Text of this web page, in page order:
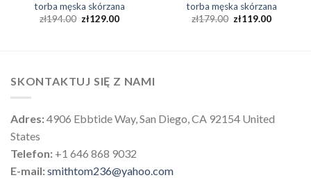
torba męska skórzana
zł194.00 zł129.00
torba męska skórzana
zł179.00 zł119.00
SKONTAKTUJ SIĘ Z NAMI
Adres:4906 Ebbtide Way, San Diego, CA 92154 United
States
Telefon: +1 646 868 9032
E-mail:smithtom236@yahoo.com